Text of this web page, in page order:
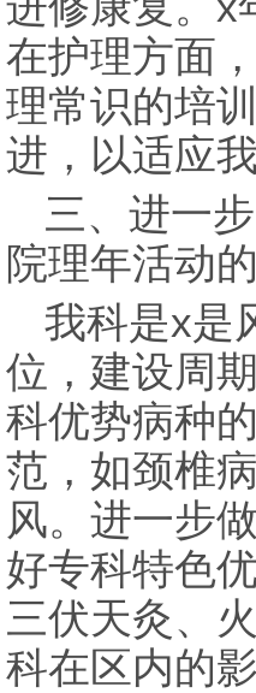
在护理方面
理常识的培
进，以适应
三、进一
院理年活动
我科是x是
位，建设周
科优势病种
范，如颈椎
风。进一步
好专科特色
三伏天灸、
科在区内的